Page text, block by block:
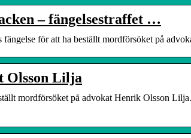
– fängelsestraffet …
för att ha beställt mordförsöket på
Olsson Lilja
mordförsöket på advokat Henrik Olsson